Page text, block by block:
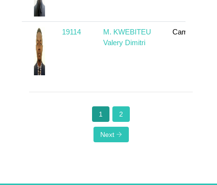
19114
M. KWEBITEU
Valery Dimitri
Cameroun
1 2
Next